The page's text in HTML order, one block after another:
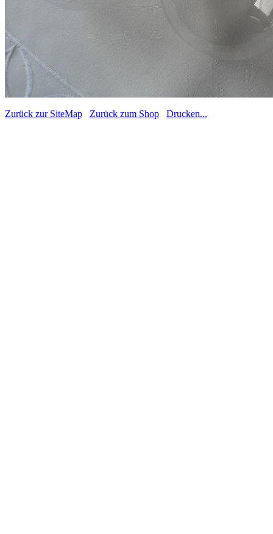
Zurück zur SiteMap Zurück zum Shop Drucken...